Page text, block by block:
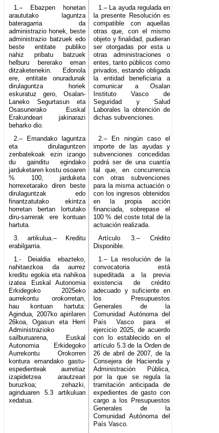
1.– Ebazpen honetan
araututako laguntza
bateragarria da
administrazio honek, beste
administrazio batzuek edo
beste entitate publiko
nahiz pribatu batzuek
helburu bererako eman
ditzaketenekin. Edonola
ere, entitate onuradunak
dirulaguntza horiek
eskuratuz gero, Osalan-
Laneko Segurtasun eta
Osasunerako Euskal
Erakundeari jakinarazi
beharko dio.
1.– La ayuda regulada en
la presente Resolución es
compatible con aquellas
otras que, con el mismo
objeto y finalidad, pudieran
ser otorgadas por esta u
otras administraciones o
entes, tanto públicos como
privados, estando obligada
la entidad beneficiaria a
comunicar a Osalan
Instituto Vasco de
Seguridad y Salud
Laborales la obtención de
dichas subvenciones.
2.– Emandako laguntza
eta dirulaguntzen
zenbatekoak ezin izango
du gainditu egindako
jarduketaren kostu osoaren
% 100, jarduketa
horrexetarako diren beste
dirulaguntzak edo
finantzatutako ekintza
horretan bertan lortutako
diru-sarrerak ere kontuan
hartuta.
2.– En ningún caso el
importe de las ayudas y
subvenciones concedidas
podrá ser de una cuantía
tal que, en concurrencia
con otras subvenciones
para la misma actuación o
con los ingresos obtenidos
en la propia acción
financiada, sobrepase el
100 % del coste total de la
actuación realizada.
3. artikulua.– Kreditu
erabilgarria.
Artículo 3.– Crédito
Disponible.
1.- Deialdia ebazteko,
nahitaezkoa da aurrez
kreditu egokia eta nahikoa
izatea Euskal Autonomia
Erkidegoko 2025eko
aurrekontu orokorretan,
hau kontuan hartuta:
Agindua, 2007ko apirilaren
26koa, Ogasun eta Herri
Administrazioko
sailburuarena, Euskal
Autonomia Erkidegoko
Aurrekontu Orokorren
kontura emandako gastu-
espedienteak aurretiaz
izapidetzea arautzeari
buruzkoa; zehazki,
aginduaren 5.3 artikuluan
xedatua.
1.– La resolución de la
convocatoria está
supeditada a la previa
existencia de crédito
adecuado y suficiente en
los Presupuestos
Generales de la
Comunidad Autónoma del
País Vasco para el
ejercicio 2025, de acuerdo
con lo establecido en el
artículo 5.3 de la Orden de
26 de abril de 2007, de la
Consejera de Hacienda y
Administración Pública,
por la que se regula la
tramitación anticipada de
expedientes de gasto con
cargo a los Presupuestos
Generales de la
Comunidad Autónoma del
País Vasco.